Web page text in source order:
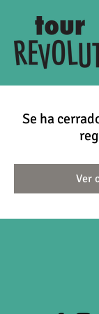
Se ha
Ver